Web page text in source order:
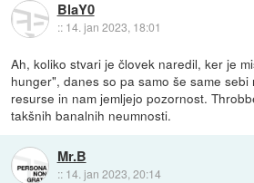
BlaY0
:: 14. jan 2023, 18:01
Ah, koliko stvari je človek naredil, ker je
hunger", danes so pa samo še same sebi
resurse in nam jemljejo pozornost.
takšnih banalnih neumnosti.
Mr.B
:: 14. jan 2023, 20:14